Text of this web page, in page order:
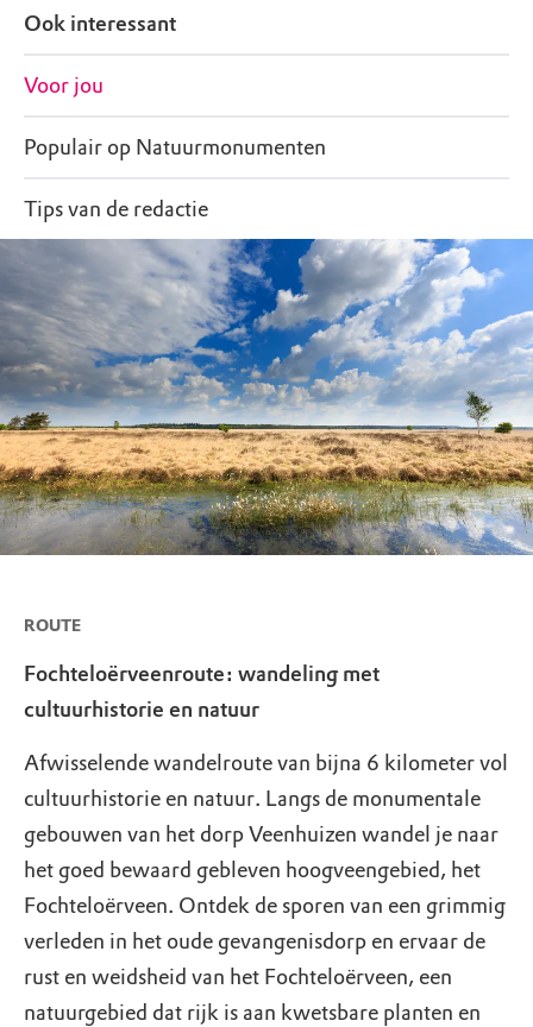
Ook interessant
Voor jou
Populair op Natuurmonumenten
Tips van de redactie
ROUTE
Fochteloërveenroute: wandeling met
cultuurhistorie en natuur
Afwisselende wandelroute van bijna 6 kilometer vol
cultuurhistorie en natuur. Langs de monumentale
gebouwen van het dorp Veenhuizen wandel je naar
het goed bewaard gebleven hoogveengebied, het
Fochteloërveen. Ontdek de sporen van een grimmig
verleden in het oude gevangenisdorp en ervaar de
rust en weidsheid van het Fochteloërveen, een
natuurgebied dat rijk is aan kwetsbare planten en